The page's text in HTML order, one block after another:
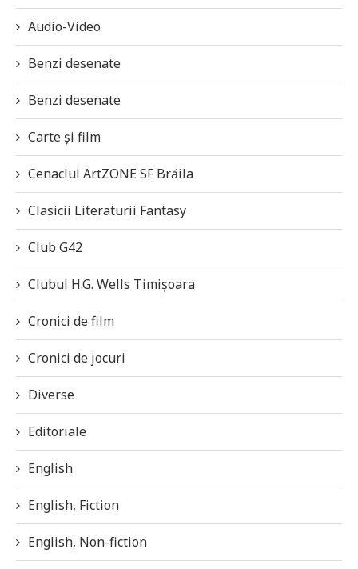
Audio-Video
Benzi desenate
Benzi desenate
Carte și film
Cenaclul ArtZONE SF Brăila
Clasicii Literaturii Fantasy
Club G42
Clubul H.G. Wells Timișoara
Cronici de film
Cronici de jocuri
Diverse
Editoriale
English
English, Fiction
English, Non-fiction